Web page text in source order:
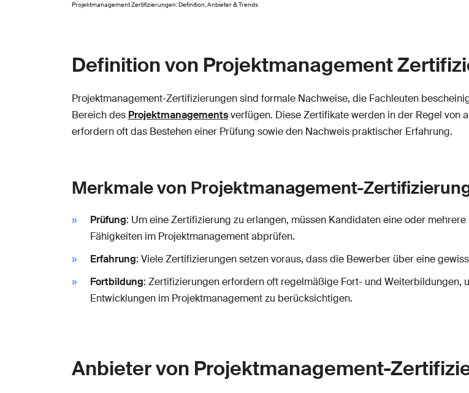
Projektmanagement Zertifizierungen: Definition, Anbieter & Trends
Definition von Projektmanagement
Projektmanagement-Zertifizierungen sind formale Nachweise, die Fachleuten
Bereich des Projektmanagementsverfügen. Diese Zertifikate werden in der Regel von
erfordern oft das Bestehen einer Prüfung sowie den Nachweis praktischer Erfahrung.
Merkmale von Projektmanagement-
Prüfung: Um eine Zertifizierung zu erlangen, müssen Kandidaten eine oder
Fähigkeiten im Projektmanagement abprüfen.
Erfahrung: Viele Zertifizierungen setzen voraus, dass die Bewerber über eine
Fortbildung: Zertifizierungen erfordern oft regelmäßige Fort- und Weiterbildungen,
Entwicklungen im Projektmanagement zu berücksichtigen.
Anbieter von Projektmanagement-